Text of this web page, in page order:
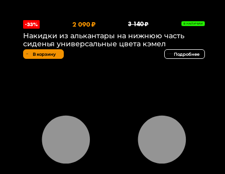
-33% 2 090 ₽ 3 140 ₽ В НАЛИЧИИ
Накидки из алькантары на нижнюю часть
сиденья универсальные цвета кэмел
В корзину Подробнее